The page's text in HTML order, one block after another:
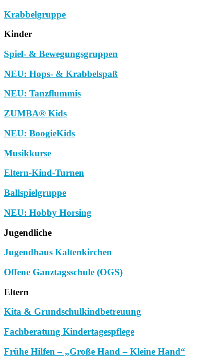
Krabbelgruppe
Kinder
Spiel- & Bewegungsgruppen
NEU: Hops- & Krabbelspaß
NEU: Tanzflummis
ZUMBA® Kids
NEU: BoogieKids
Musikkurse
Eltern-Kind-Turnen
Ballspielgruppe
NEU: Hobby Horsing
Jugendliche
Jugendhaus Kaltenkirchen
Offene Ganztagsschule (OGS)
Eltern
Kita & Grundschulkindbetreuung
Fachberatung Kindertagespflege
Frühe Hilfen – „Große Hand – Kleine Hand“